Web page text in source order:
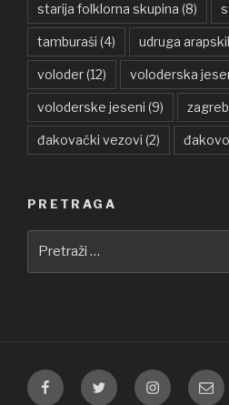
starija folklorna skupina (8)
tamburaši (4) udruga
voloder(12) voloderska
voloderske jeseni (9) zagreb
đakovački vezovi (2) đakovo
PRETRAGA
FacebookTwitter Instagram
E-